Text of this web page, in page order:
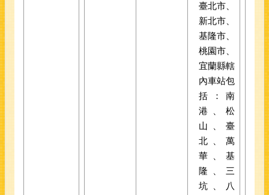
臺北市、
新北市、
基隆市、
桃園市、
宜蘭縣轄
內車站包
括：南
港、松
山、臺
北、萬
華、基
隆、三
坑、八